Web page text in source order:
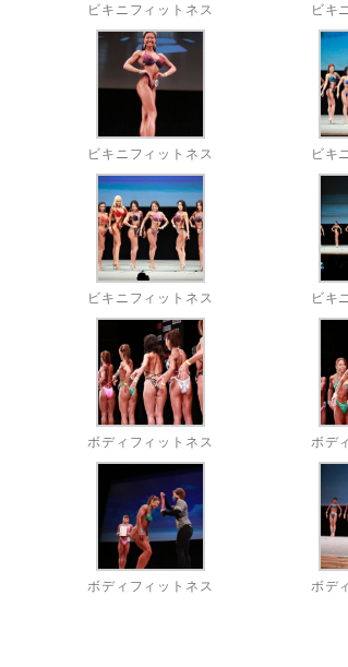
ビキニフィットネス ビキ
ビキニフィットネス ビキ
ビキニフィットネス ビキ
ボディフィットネス ボデ
ボディフィットネス ボデ